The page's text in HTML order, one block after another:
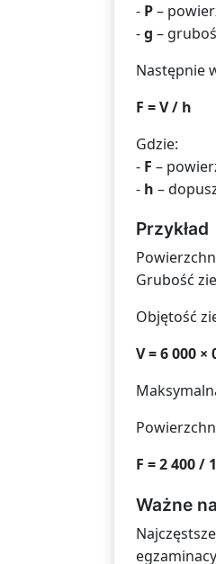
- P–
-g –
Następnie
F = V / h
Gdzie:
- F –
- h –
Przykład
Grubość
Objętość
V = 6 000 ×
F = 2 400 /
Ważne